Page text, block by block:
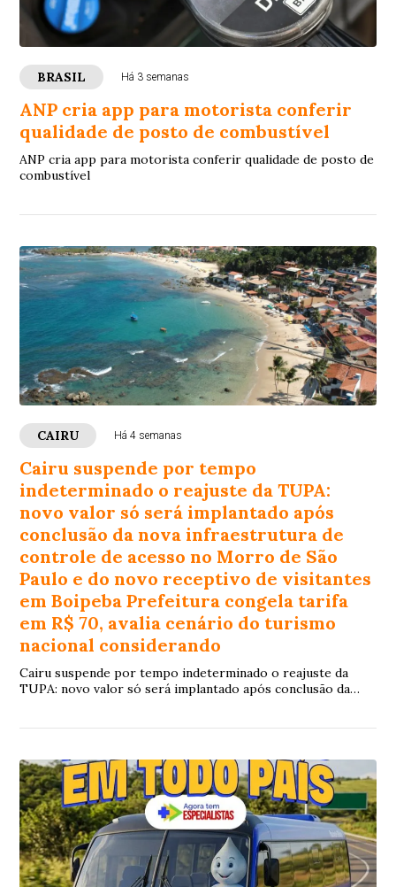
BRASIL Há 3 semanas
ANP cria app para motorista conferir
qualidade de posto de combustível
ANP cria app para motorista conferir qualidade de posto de
combustível
CAIRU Há 4 semanas
Cairu suspende por tempo
indeterminado o reajuste da TUPA:
novo valor só será implantado após
conclusão da nova infraestrutura de
controle de acesso no Morro de São
Paulo e do novo receptivo de visitantes
em Boipeba Prefeitura congela tarifa
em R$ 70, avalia cenário do turismo
nacional considerando
Cairu suspende por tempo indeterminado o reajuste da
TUPA: novo valor só será implantado após conclusão da
do Mundo, eleições gerais e crise econômica, e apresenta
números que revelam o custo real de manter um dos
destinos mais desejados da Bahia A Prefeitura de Cairu
decidiu suspender por tempo indeterminado o reajuste da
Tarifa por Uso do Patrimônio do Arquipélago (TUPA), que
passaria de R$ 70,00 para R$ 90,00 por visitante. O novo
valor só entrará em vigor após a conclusão das obras em
andamento nos dois principais distritos do arquipélago —